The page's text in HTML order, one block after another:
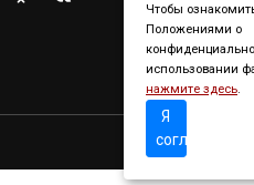
Copyright © 2019.
Чтобы
Положениями о
использовании
нажмите здесь.
Я
согласен